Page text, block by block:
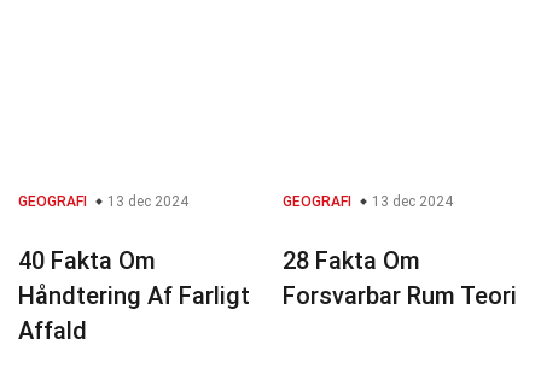
GEOGRAFI 13 dec 2024
40 Fakta Om
Håndtering Af Farligt
Affald
GEOGRAFI 13 dec 2024
28 Fakta Om
Forsvarbar Rum Teori